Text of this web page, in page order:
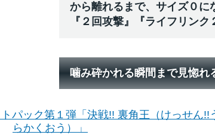
から離れるまで、サイズ０に
『２回攻撃』『ライフリンク
噛み砕かれる瞬間まで見惚れ
パック第１弾「決戦!! 裏角王（けっせん!!
らかくおう）」